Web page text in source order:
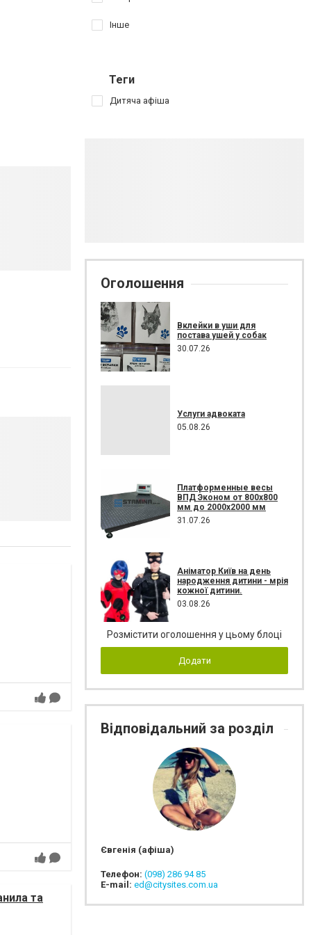
та
Інше
Теги
Дитяча афіша
Оголошення
Вклейки в уши для
постава ушей у собак
30.07.26
Услуги адвоката
05.08.26
Платформенные весы
ВПД Эконом от 800х800
мм до 2000х2000 мм
31.07.26
Аніматор Київ на день
народження дитини - мрія
кожної дитини.
03.08.26
Розмістити оголошення у цьому блоці
Додати
Відповідальний за розділ
Євгенія (афіша)
Телефон: (098) 286 94 85
E-mail: ed@citysites.com.ua